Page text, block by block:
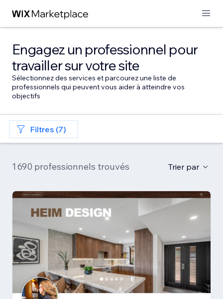
Engagez un professionnel pour
travailler sur votre site
Sélectionnez des services et parcourez une liste de
professionnels qui peuvent vous aider à atteindre vos
objectifs
Filtres (7)
1 690 professionnels trouvés Trier par